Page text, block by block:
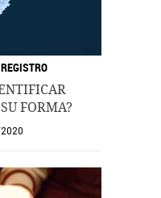
FORMA?